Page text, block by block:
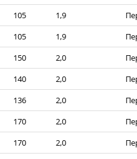
105 1,9
105 1,9
150 2,0
140 2,0
136 2,0
170 2,0
170 2,0